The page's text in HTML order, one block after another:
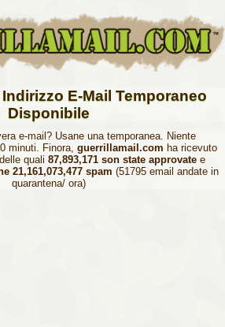
E-Mail Temporaneo
Disponibile
e-mail? Usane una temporanea. Niente
minuti. Finora, guerrillamail.com ha ricevuto
quali 87,893,171 son state approvatee
21,161,073,477 spam (51795 email andate in
quarantena/ ora)